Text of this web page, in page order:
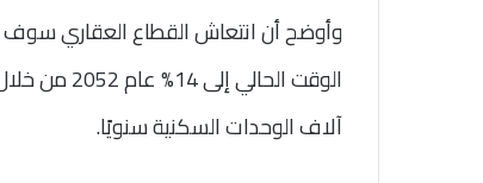
الوقت
آلاف الوحدات السكنية سنويًا.